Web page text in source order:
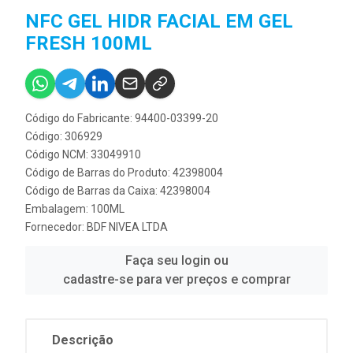
NFC GEL HIDR FACIAL EM GEL
FRESH 100ML
Código do Fabricante: 94400-03399-20
Código: 306929
Código NCM: 33049910
Código de Barras do Produto: 42398004
Código de Barras da Caixa: 42398004
Embalagem: 100ML
Fornecedor: BDF NIVEA LTDA
Faça seu login ou
cadastre-se para ver preços e comprar
Descrição